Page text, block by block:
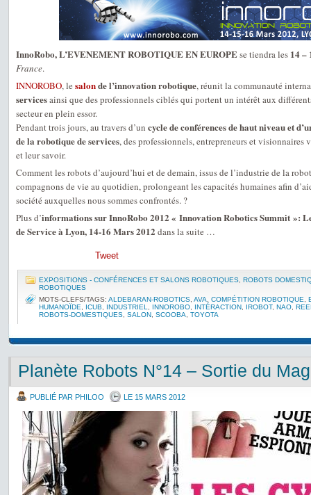
InnoRobo, L’EVENEMENT ROBOTIQUE EN EUROPEse tiendra les 14 –
France.
INNOROBO, le salonde l’innovation robotique, réunit la communauté
servicesainsi que des professionnels ciblés qui portent un intérêt aux
secteur en plein essor.
Pendant trois jours, au travers d’un cycle de conférences de haut niveau et
de la robotique de services, des professionnels, entrepreneurs et visionnaires
et leur savoir.
Comment les robots d’aujourd’hui et de demain, issus de l’industrie de la
compagnons de vie au quotidien, prolongeant les capacités humaines afin
société auxquelles nous sommes confrontés. ?
Plus d’informations sur InnoRobo 2012 « Innovation Robotics Summit »:
de Service à Lyon, 14-16 Mars 2012 dans la suite …
Tweet
EXPOSITIONS - CONFÉRENCES ET SALONS ROBOTIQUES ROBOTS
ROBOTIQUES
MOTS-CLEFS/TAGS: ALDEBARAN-ROBOTICS AVA COMPÉTITION ROBOTIQUE
HUMANOÏDE
ICUB INDUSTRIEL INNOROBO INTÉRACTION IROBOT, NAO
ROBOTS-DOMESTIQUES SALON SCOOBA TOYOTA
Planète Robots N°14 – Sortie du
PUBLIÉ PAR PHILOO LE 15 MARS 2012